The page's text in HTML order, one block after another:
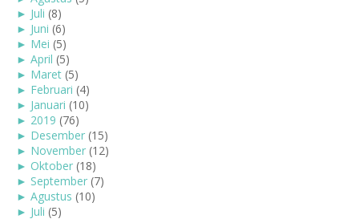
► Juli (8)
► Juni (6)
► Mei (5)
► April (5)
► Maret (5)
► Februari (4)
► Januari (10)
► 2019 (76)
► Desember (15)
► November (12)
► Oktober (18)
► September (7)
► Agustus (10)
► Juli (5)